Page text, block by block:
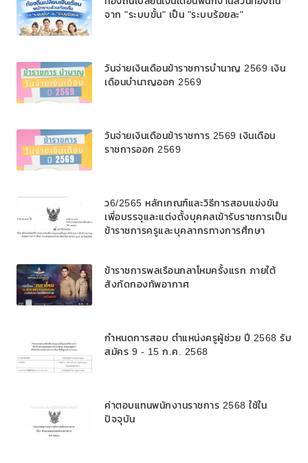
จาก "ระบบขั้น" เป็น "ระบบร้อยละ"
วันจ่ายเงินเดือนข้าราชการบํานาญ 2569 เงิน
เดือนบำนาญออก 2569
วันจ่ายเงินเดือนข้าราชการ 2569 เงินเดือน
ราชการออก 2569
ว6/2565 หลักเกณฑ์และวิธีการสอบแข่งขัน
เพื่อบรรจุและแต่งตั้งบุคคลเข้ารับราชการเป็น
ข้าราชการครูและบุคลากรทางการศึกษา
ราชวิทยาลัย สังกัดสำนักงานคณะกรรมการ
การศึกษาขั้นพื้นฐาน
ข้าราชการพลเรือนกลาโหมครั้งแรก ภายใต้
สังกัดกองทัพอากาศ
กำหนดการสอบ ตำแหน่งครูผู้ช่วย ปี 2568 รับ
สมัคร 9 - 15 ก.ค. 2568
ค่าตอบแทนพนักงานราชการ 2568 ใช้ใน
ปัจจุบัน